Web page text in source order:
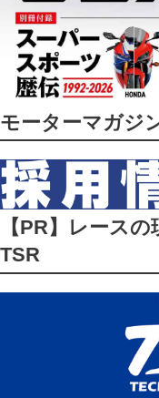
モーターマガジ
【PR】レース
TSR